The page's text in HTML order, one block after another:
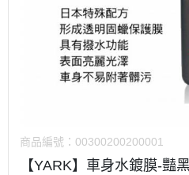
商品編號： 00300200200001
【YARK】車身水鍍膜-豔